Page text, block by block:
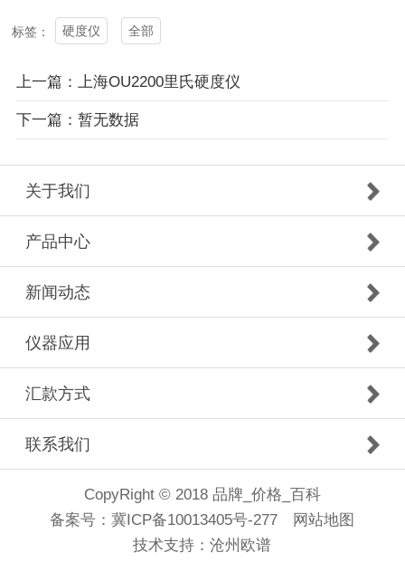
标签： 硬度仪 全部
上一篇：上海OU2200里氏硬度仪
下一篇：暂无数据
关于我们
产品中心
新闻动态
仪器应用
汇款方式
联系我们
CopyRight © 2018 品牌_价格_百科
备案号：冀ICP备10013405号-277
网站地图
技术支持：沧州欧谱